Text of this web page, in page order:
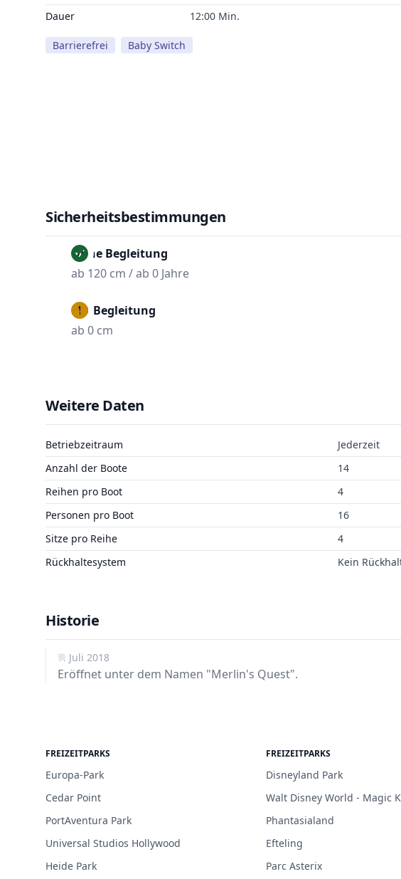
Dauer
12:00 Min.
Barrierefrei Baby Switch
Sicherheitsbestimmungen
Ohne Begleitung
ab 120 cm / ab 0 Jahre
Mit Begleitung
ab 0 cm
Weitere Daten
Betriebzeitraum
Jederzeit
Anzahl der Boote
14
Reihen pro Boot
4
Personen pro Boot
16
Sitze pro Reihe
4
Rückhaltesystem
Kein
Historie
7. Juli 2018
Eröffnet unter dem Namen "Merlin's Quest".
FREIZEITPARKS
Europa-Park
Cedar Point
PortAventura Park
Universal Studios Hollywood
Heide Park
FREIZEITPARKS
Disneyland Park
Walt Disney World - Magic
Phantasialand
Efteling
Parc Asterix